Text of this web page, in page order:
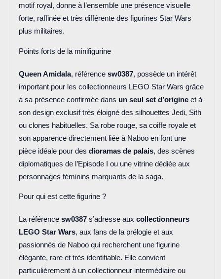
motif royal, donne à l’ensemble une présence visuelle
forte, raffinée et très différente des figurines Star Wars
plus militaires.
Points forts de la minifigurine
Queen Amidala, référence sw0387, possède un intérêt
important pour les collectionneurs LEGO Star Wars grâce
à sa présence confirmée dans un seul set d’origineet à
son design exclusif très éloigné des silhouettes Jedi, Sith
ou clones habituelles. Sa robe rouge, sa coiffe royale et
son apparence directement liée à Naboo en font une
pièce idéale pour des dioramas de palais, des scènes
diplomatiques de l’Episode I ou une vitrine dédiée aux
personnages féminins marquants de la saga.
Pour qui est cette figurine ?
La référence sw0387s’adresse aux collectionneurs
LEGO Star Wars, aux fans de la prélogie et aux
passionnés de Naboo qui recherchent une figurine
élégante, rare et très identifiable. Elle convient
particulièrement à un collectionneur intermédiaire ou